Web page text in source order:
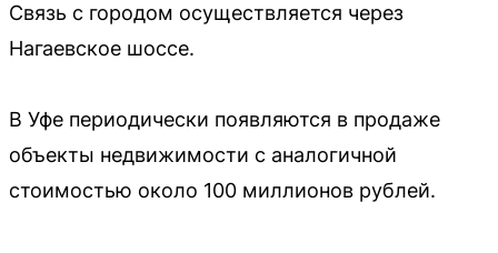
Связь с городом осуществляется через
Нагаевское шоссе.
В Уфе периодически появляются в продаже
объекты недвижимости с аналогичной
стоимостью около 100 миллионов рублей.